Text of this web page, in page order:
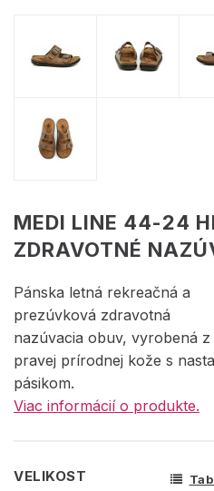
MEDI LINE 44-24
ZDRAVOTNÉ
Pánska letná rekreačná a
prezúvková zdravotná
nazúvacia obuv, vyrobená z
pravej prírodnej kože s
pásikom.
Viac informácií o produkte.
VELIKOST